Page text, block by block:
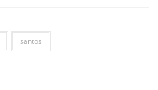
santos